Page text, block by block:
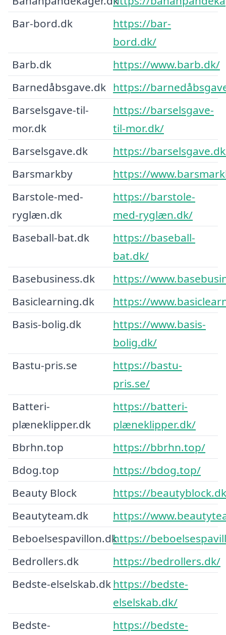
Bar-bord.dk
https://bar-
bord.dk/
Barb.dk
https://www.barb.dk/
Barnedåbsgave.dk https://
Barselsgave-til-
mor.dk
https://barselsgave-
til-mor.dk/
Barselsgave.dk
https://
Barsmarkby
https://
Barstole-med-
ryglæn.dk
https://barstole-
med-ryglæn.dk/
Baseball-bat.dk
https://baseball-
bat.dk/
Basebusiness.dk
https://
Basiclearning.dk
https://
Basis-bolig.dk
https://www.basis-
bolig.dk/
Bastu-pris.se
https://bastu-
pris.se/
Batteri-
plæneklipper.dk
https://batteri-
plæneklipper.dk/
Bbrhn.top
https://bbrhn.top/
Bdog.top
https://bdog.top/
Beauty Block
https://
Beautyteam.dk
https://
Beboelsespavillon.dkhttps://
Bedrollers.dk
https://bedrollers.dk/
Bedste-elselskab.dkhttps://bedste-
elselskab.dk/
Bedste-
https://bedste-